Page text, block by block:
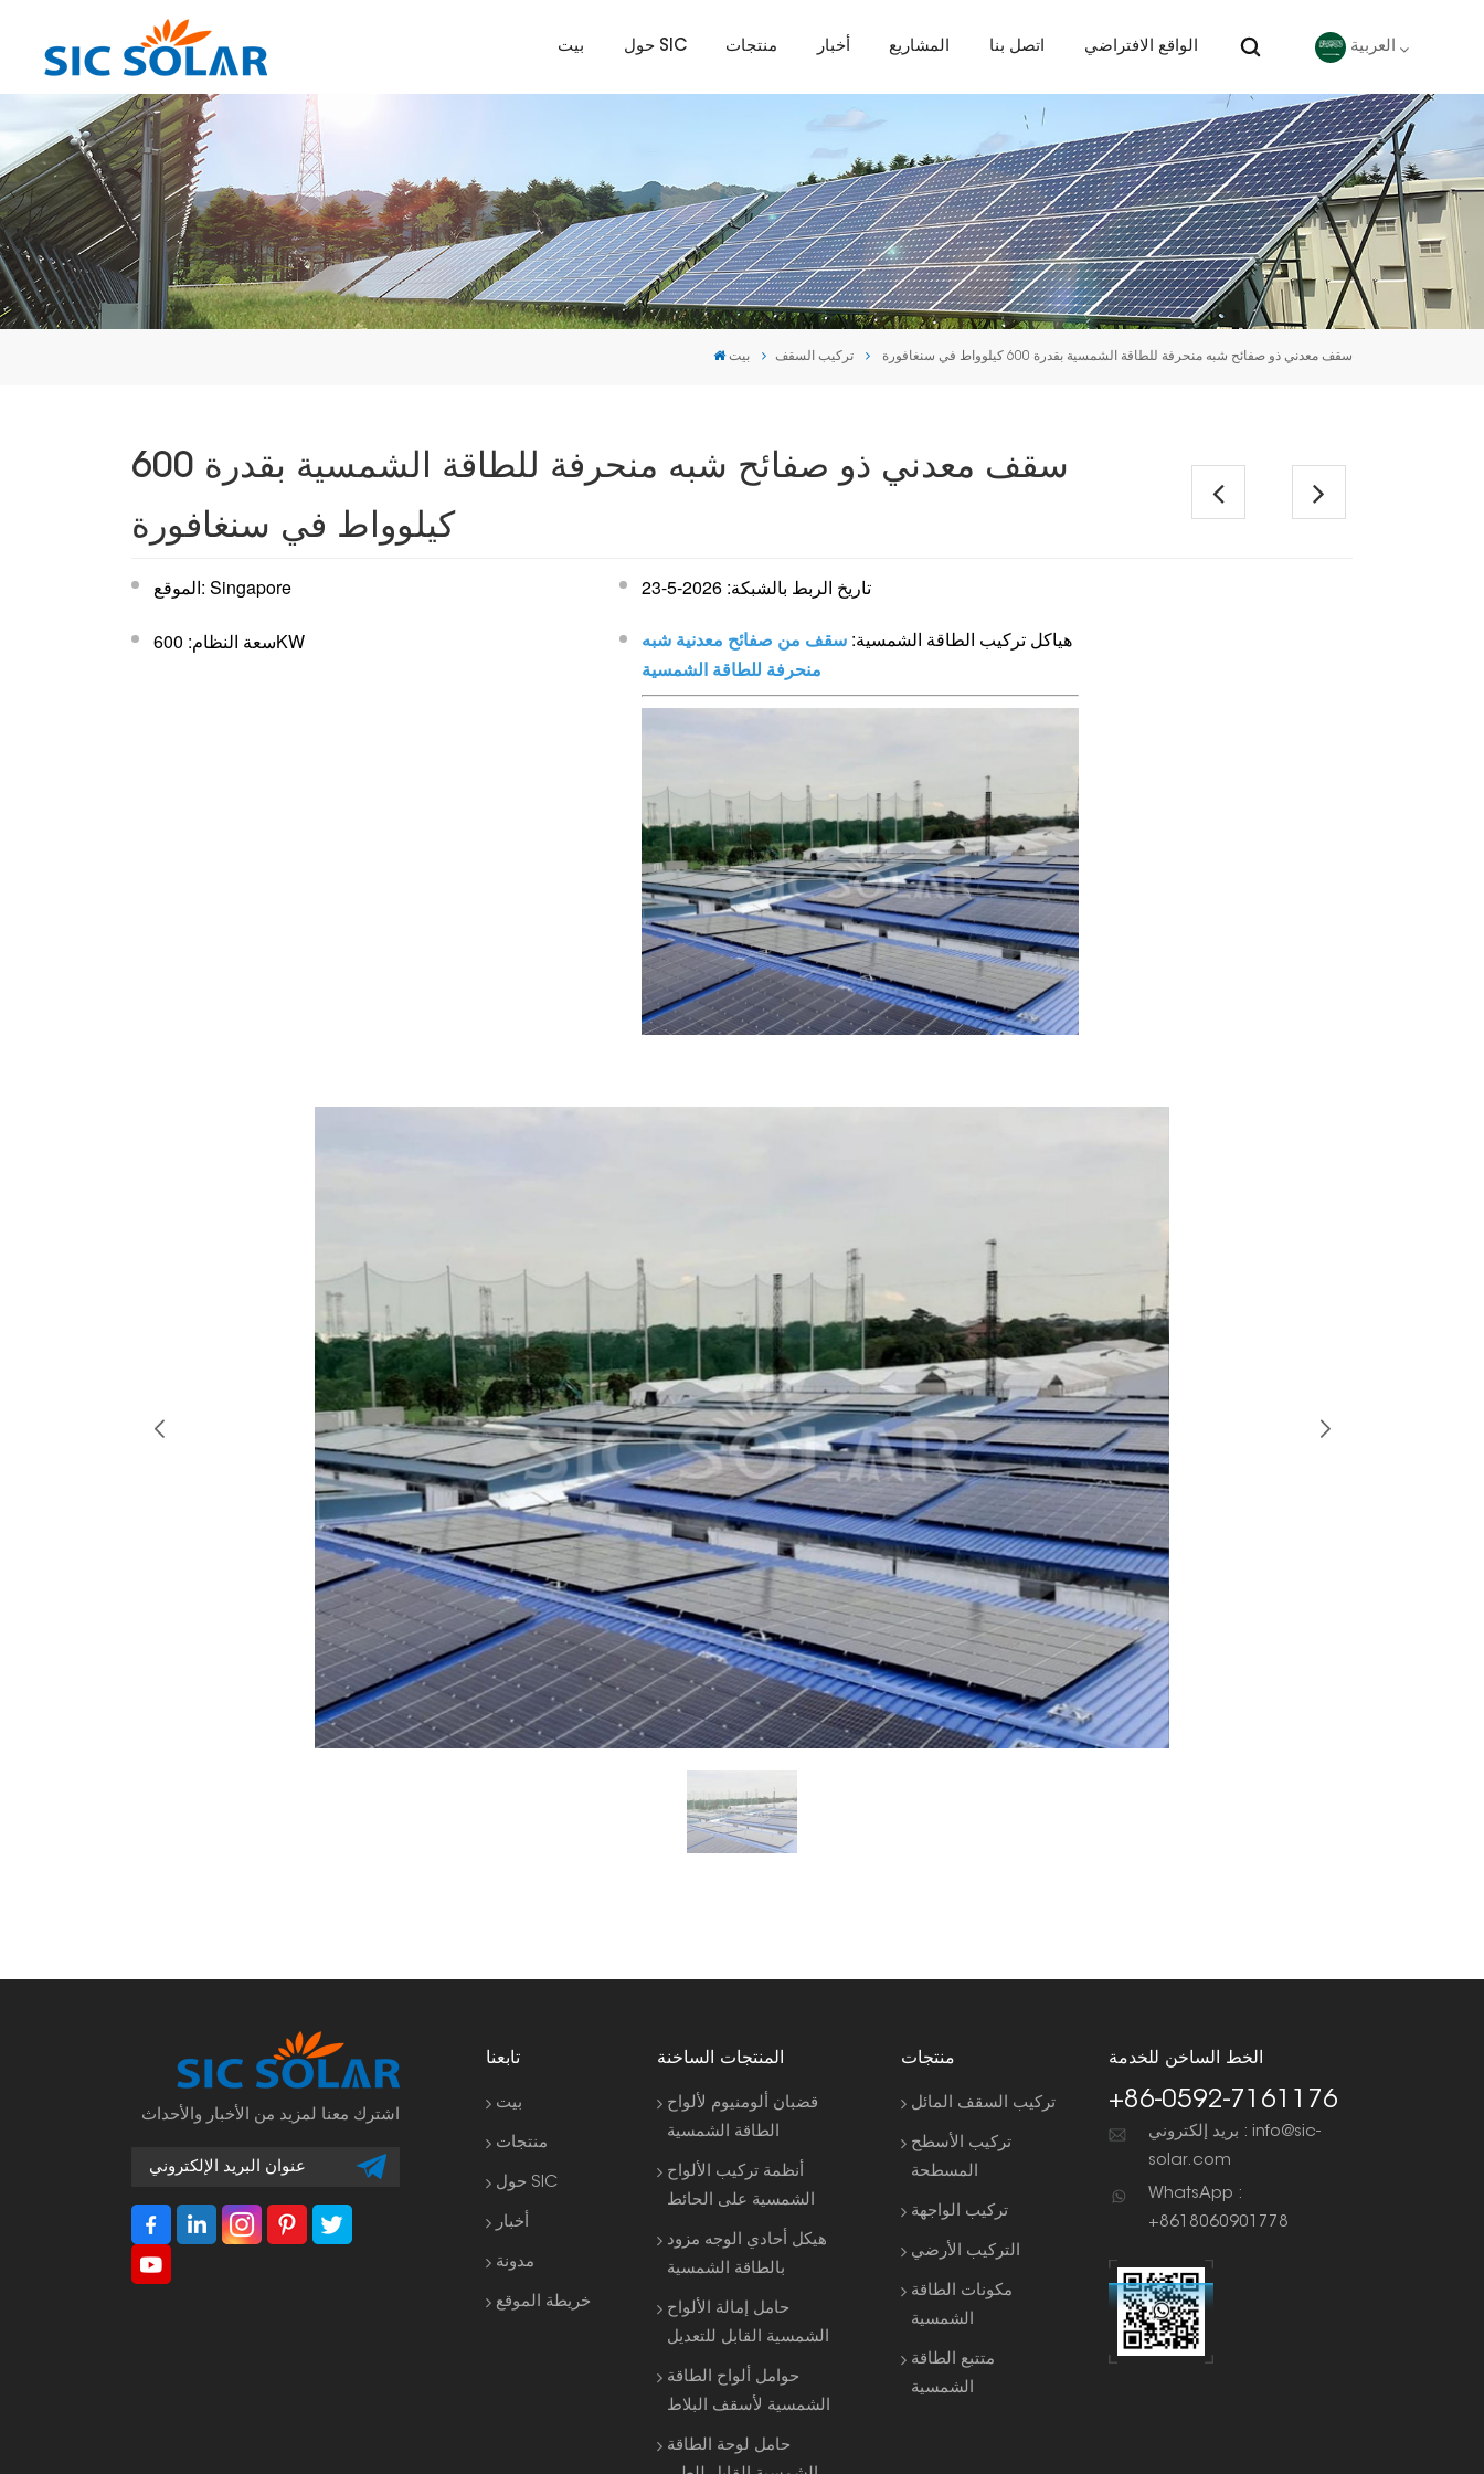
بيت حول SIC منتجات أخبار المشاريع اتصل بنا الواقع الافتراضي العربية
English
Deutsch
español
português
بيت تركيب السقف سقف معدني ذو صفائح شبه منحرفة للطاقة الشمسية بقدرة 600 كيلوواط في سنغافورة
سقف معدني ذو صفائح شبه منحرفة للطاقة الشمسية بقدرة 600
كيلوواط في سنغافورة
الموقع: Singapore تاريخ الربط بالشبكة: 2026-5-23
سعة النظام: 600KW هياكل تركيب الطاقة الشمسية: سقف من صفائح معدنية شبه
منحرفة للطاقة الشمسية
اشترك معنا لمزيد من الأخبار والأحداث
تابعنا
بيت
منتجات
حول SIC
أخبار
مدونة
خريطة الموقع
المنتجات الساخنة
قضبان ألومنيوم لألواح
الطاقة الشمسية
أنظمة تركيب الألواح
الشمسية على الحائط
هيكل أحادي الوجه مزود
بالطاقة الشمسية
حامل إمالة الألواح
الشمسية القابل للتعديل
حوامل ألواح الطاقة
الشمسية لأسقف البلاط
حامل لوحة الطاقة
منتجات
تركيب السقف المائل
تركيب الأسطح
المسطحة
تركيب الواجهة
التركيب الأرضي
مكونات الطاقة
الشمسية
متتبع الطاقة
الشمسية
الخط الساخن للخدمة
+86-0592-7161176
بريد إلكتروني : info@sic-
solar.com
WhatsApp :
+8618060901778